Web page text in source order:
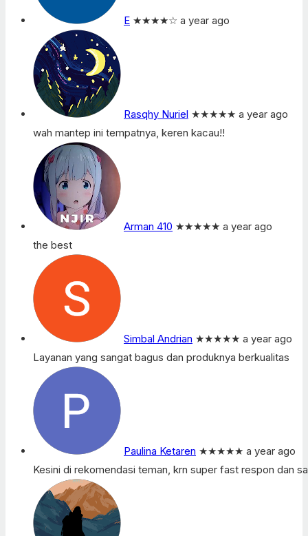
E ★★★★☆ a year ago
Rasqhy Nuriel ★★★★★ a year ago
wah mantep ini tempatnya, keren kacau!!
Arman 410 ★★★★★ a year ago
the best
Simbal Andrian ★★★★★ a year ago
Layanan yang sangat bagus dan produknya berkualitas
Paulina Ketaren ★★★★★ a year ago
Kesini di rekomendasi teman, krn super fast respon dan